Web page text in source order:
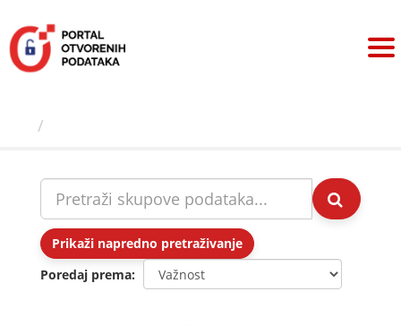
sadržaj
Prikaži napredno pretraživanje
Poredaj prema